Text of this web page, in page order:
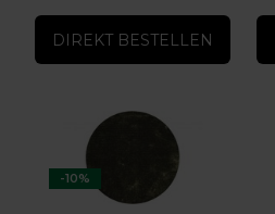
DIREKT BESTELLEN
-10%